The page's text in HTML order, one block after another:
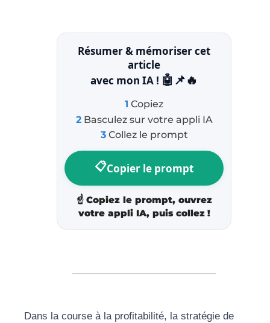
Résumer & mémoriser cet
article
avec mon IA ! 🤖📌🔥
1 Copiez
2 Basculez sur votre appli IA
3 Collez le prompt
📋Copier le prompt
☝️ Copiez le prompt, ouvrez
votre appli IA, puis collez !
Dans la course à la profitabilité, la stratégie de